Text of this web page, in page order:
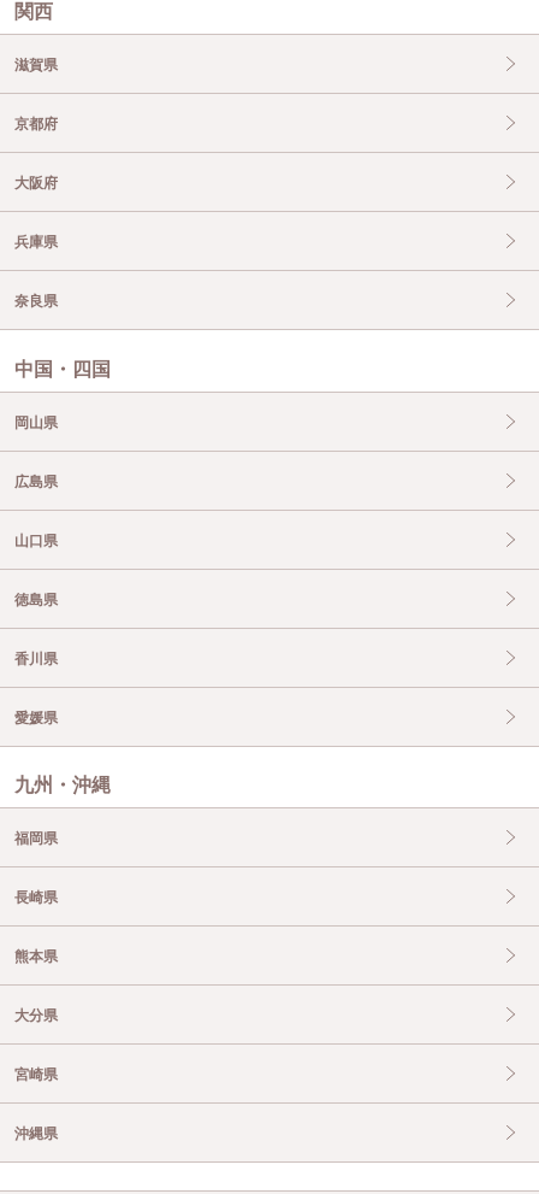
関西
滋賀県
京都府
大阪府
兵庫県
奈良県
中国・四国
岡山県
広島県
山口県
徳島県
香川県
愛媛県
九州・沖縄
福岡県
長崎県
熊本県
大分県
宮崎県
沖縄県